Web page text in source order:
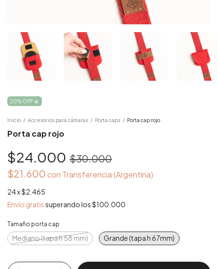
20% OFF 🎀
Inicio / Accesorios para cámaras / Porta caps / Porta cap rojo
Porta cap rojo
$24.000 $30.000
$21.600con Transferencia (Argentina)
24x$2.465
Envío gratissuperando los$100.000
Tamaño porta cap
Mediano (tapa h 58 mm) Grande (tapa h 67mm)